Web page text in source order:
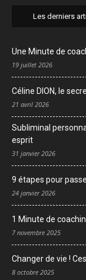
Les derniers
Une Minute de
19 juillet 2026
Céline DION, le
21 avril 2026
Subliminal
esprit
31 janvier 2026
9 étapes pour
24 janvier 2026
1 Minute de
7 novembre 2025
Changer de vie !
8 octobre 2025